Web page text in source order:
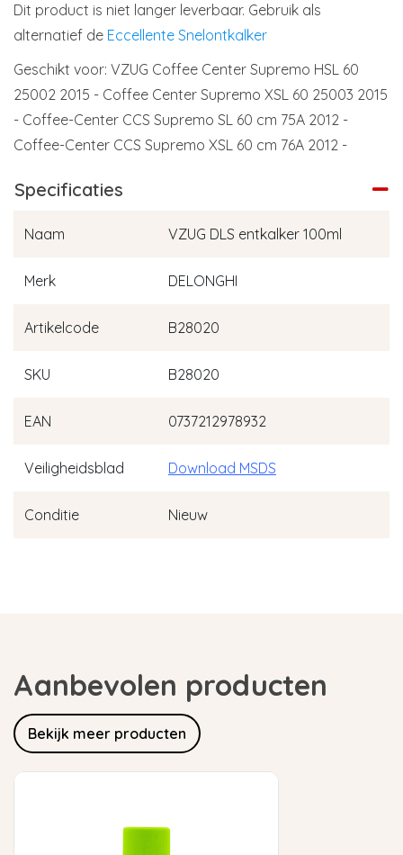
Dit product is niet langer leverbaar. Gebruik als
alternatief de Eccellente Snelontkalker
Geschikt voor: VZUG Coffee Center Supremo HSL 60
25002 2015 - Coffee Center Supremo XSL 60 25003 2015
- Coffee-Center CCS Supremo SL 60 cm 75A 2012 -
Coffee-Center CCS Supremo XSL 60 cm 76A 2012 -
Specificaties
Naam VZUG DLS entkalker 100ml
Merk DELONGHI
Artikelcode B28020
SKU B28020
EAN 0737212978932
Veiligheidsblad Download MSDS
Conditie Nieuw
Aanbevolen producten
Bekijk meer producten